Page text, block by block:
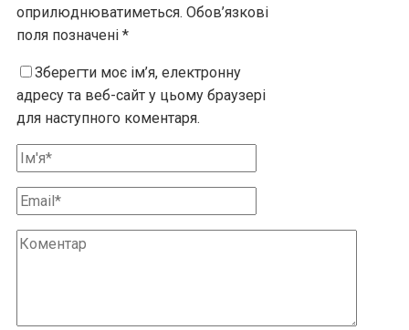
оприлюднюватиметься. Обов’язкові
поля позначені *
Зберегти моє ім’я, електронну
адресу та веб-сайт у цьому браузері
для наступного коментаря.